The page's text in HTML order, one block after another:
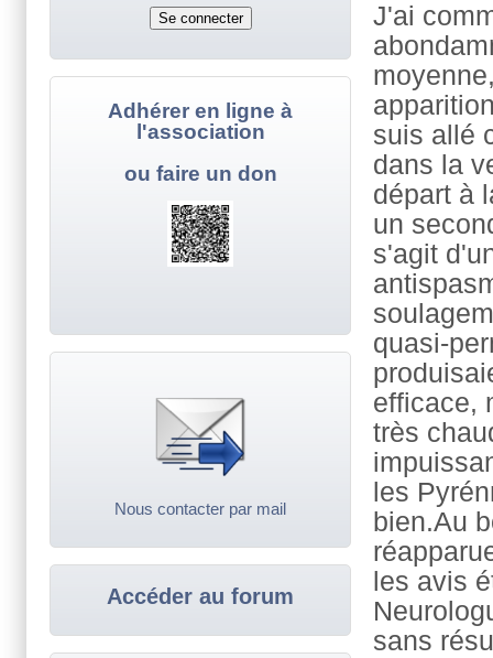
J'ai
suis allé
dans la
départ à
un
s'agit
quasi-
efficace,
très
les
bien.Au
les avis
sans
Adhérer en ligne à
l'association
ou faire un don
Nous contacter par mail
Accéder au forum